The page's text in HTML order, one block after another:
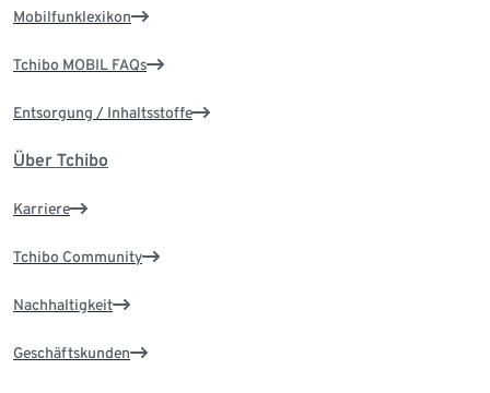
Mobilfunklexikon
Tchibo MOBIL FAQs
Entsorgung / Inhaltsstoffe
Über Tchibo
Karriere
Tchibo Community
Nachhaltigkeit
Geschäftskunden